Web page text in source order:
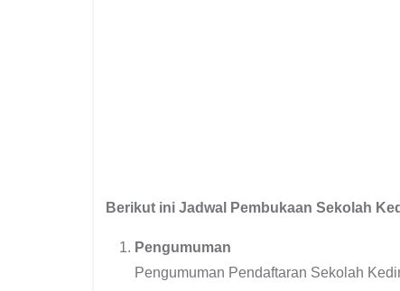
Berikut ini Jadwal Pembukaan Sekolah
Pengumuman
Pengumuman Pendaftaran Sekolah